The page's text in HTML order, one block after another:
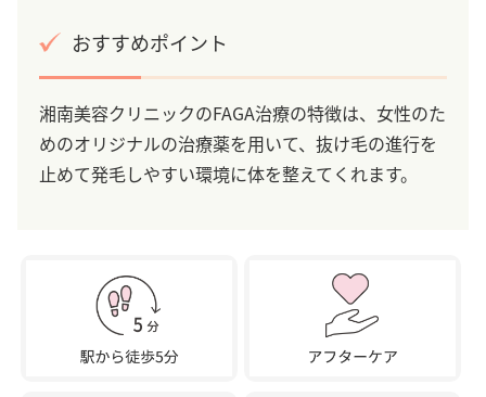
おすすめポイント
湘南美容クリニックのFAGA治療の特徴は、女性のた
めのオリジナルの治療薬を用いて、抜け毛の進行を
止めて発毛しやすい環境に体を整えてくれます。